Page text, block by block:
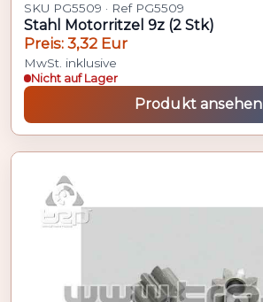
SKU PG5509 · Ref PG5509
Stahl Motorritzel 9z (2 Stk)
Preis: 3,32 Eur
MwSt. inklusive
Nicht auf Lager
Produkt ansehen